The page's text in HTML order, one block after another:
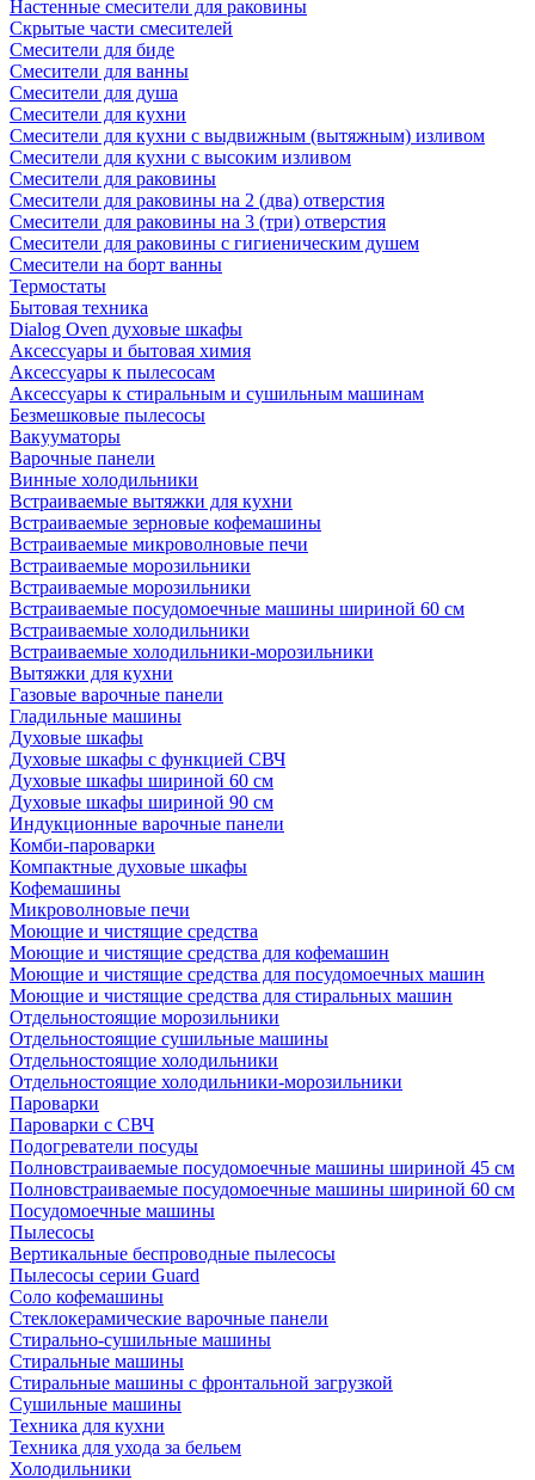
Настенные смесители для раковины
Скрытые части смесителей
Смесители для биде
Смесители для ванны
Смесители для душа
Смесители для кухни
Смесители для кухни с выдвижным (вытяжным) изливом
Смесители для кухни с высоким изливом
Смесители для раковины
Смесители для раковины на 2 (два) отверстия
Смесители для раковины на 3 (три) отверстия
Смесители для раковины с гигиеническим душем
Смесители на борт ванны
Термостаты
Бытовая техника
Dialog Oven духовые шкафы
Аксессуары и бытовая химия
Аксессуары к пылесосам
Аксессуары к стиральным и сушильным машинам
Безмешковые пылесосы
Вакууматоры
Варочные панели
Винные холодильники
Встраиваемые вытяжки для кухни
Встраиваемые зерновые кофемашины
Встраиваемые микроволновые печи
Встраиваемые морозильники
Встраиваемые морозильники
Встраиваемые посудомоечные машины шириной 60 см
Встраиваемые холодильники
Встраиваемые холодильники-морозильники
Вытяжки для кухни
Газовые варочные панели
Гладильные машины
Духовые шкафы
Духовые шкафы с функцией СВЧ
Духовые шкафы шириной 60 см
Духовые шкафы шириной 90 см
Индукционные варочные панели
Комби-пароварки
Компактные духовые шкафы
Кофемашины
Микроволновые печи
Моющие и чистящие средства
Моющие и чистящие средства для кофемашин
Моющие и чистящие средства для посудомоечных машин
Моющие и чистящие средства для стиральных машин
Отдельностоящие морозильники
Отдельностоящие сушильные машины
Отдельностоящие холодильники
Отдельностоящие холодильники-морозильники
Пароварки
Пароварки с СВЧ
Подогреватели посуды
Полновстраиваемые посудомоечные машины шириной 45 см
Полновстраиваемые посудомоечные машины шириной 60 см
Посудомоечные машины
Пылесосы
Вертикальные беспроводные пылесосы
Пылесосы серии Guard
Соло кофемашины
Стеклокерамические варочные панели
Стирально-сушильные машины
Стиральные машины
Стиральные машины с фронтальной загрузкой
Сушильные машины
Техника для кухни
Техника для ухода за бельем
Холодильники